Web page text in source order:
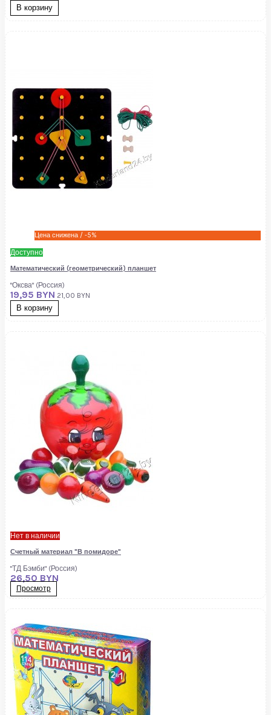
В корзину
Цена снижена / -5%
Доступно
Математический (геометрический) планшет
"Оксва" (Россия)
19,95 BYN 21,00 BYN
В корзину
Нет в наличии
Счетный материал "В помидоре"
"ТД Бэмби" (Россия)
26,50 BYN
Просмотр